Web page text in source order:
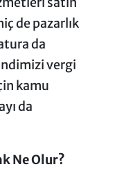
de pazarlık
da
vergi
kamu
da
Ne Olur?